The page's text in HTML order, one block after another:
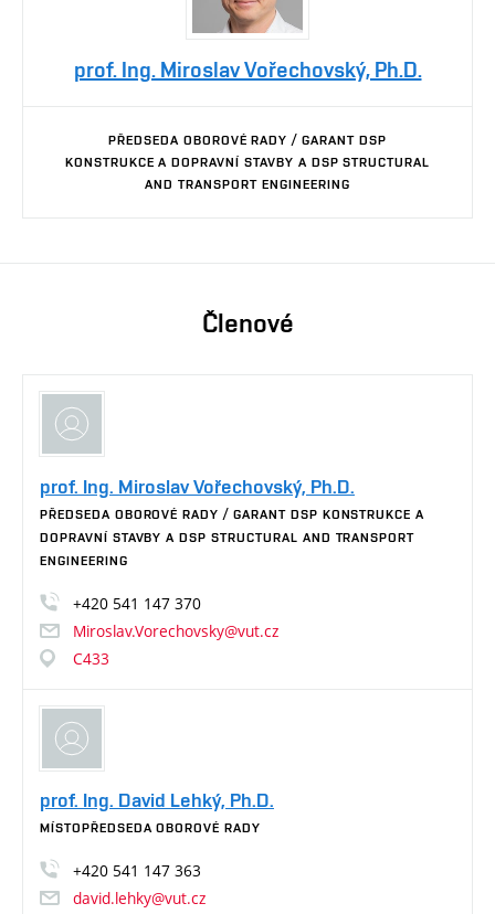
prof. Ing. Miroslav Vořechovský, Ph.D.
PŘEDSEDA OBOROVÉ RADY / GARANT DSP
KONSTRUKCE A DOPRAVNÍ STAVBY A DSP STRUCTURAL
AND TRANSPORT ENGINEERING
Členové
prof. Ing. Miroslav Vořechovský, Ph.D.
PŘEDSEDA OBOROVÉ RADY / GARANT DSP KONSTRUKCE A
DOPRAVNÍ STAVBY A DSP STRUCTURAL AND TRANSPORT
ENGINEERING
+420 541 147 370
Miroslav.Vorechovsky@vut.cz
C433
prof. Ing. David Lehký, Ph.D.
MÍSTOPŘEDSEDA OBOROVÉ RADY
+420 541 147 363
david.lehky@vut.cz